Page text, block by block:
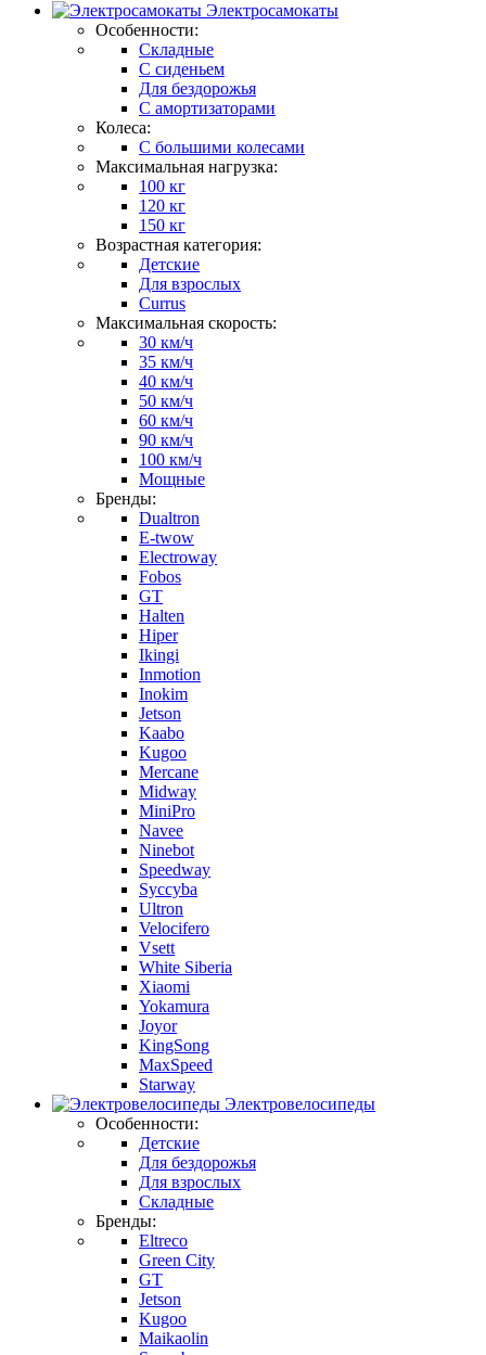
Электросамокаты
Особенности:
Складные
C сиденьем
Для бездорожья
С амортизаторами
Колеса:
С большими колесами
Максимальная нагрузка:
100 кг
120 кг
150 кг
Возрастная категория:
Детские
Для взрослых
Currus
Максимальная скорость:
30 км/ч
35 км/ч
40 км/ч
50 км/ч
60 км/ч
90 км/ч
100 км/ч
Мощные
Бренды:
Dualtron
E-twow
Electroway
Fobos
GT
Halten
Hiper
Ikingi
Inmotion
Inokim
Jetson
Kaabo
Kugoo
Mercane
Midway
MiniPro
Navee
Ninebot
Speedway
Syccyba
Ultron
Velocifero
Vsett
White Siberia
Xiaomi
Yokamura
Joyor
KingSong
MaxSpeed
Starway
Электровелосипеды
Особенности:
Детские
Для бездорожья
Для взрослых
Складные
Бренды:
Eltreco
Green City
GT
Jetson
Kugoo
Maikaolin